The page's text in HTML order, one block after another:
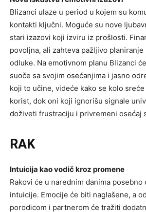
Blizanci ulaze u period u kojem su
kontakti ključni. Moguće su nove
stari izazovi koji izviru iz prošlosti.
povoljna, ali zahteva pažljivo
odluke. Na emotivnom planu Blizanci
suoče sa svojim osećanjima i jasno
koji to učine, videće kako se kolo
korist, dok oni koji ignorišu signale
doživeti frustraciju i privremeni osećaj
RAK
Intuicija kao vodič kroz promene
Rakovi će u narednim danima posebno
intuicije. Emocije će biti naglašene, a
porodicom i partnerom će tražiti